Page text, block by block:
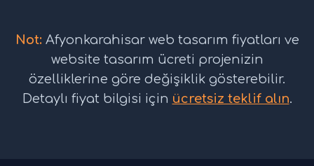
Not:Afyonkarahisar web tasarım fiyatları ve
website tasarım ücreti projenizin
özelliklerine göre değişiklik gösterebilir.
Detaylı fiyat bilgisi için ücretsiz teklif alın.